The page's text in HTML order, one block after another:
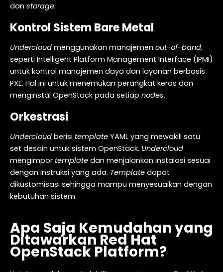
dan storage.
Kontrol Sistem Bare Metal
Undercloud menggunakan manajemen out-of-band,
seperti Intelligent Platform Management Interface (IPMI)
untuk kontrol manajemen daya dan layanan berbasis
PXE. Hal ini untuk menemukan perangkat keras dan
menginstal OpenStack pada setiap nodes.
Orkestrasi
Undercloud berisi template YAML yang mewakili satu
set desain untuk sistem OpenStack. Undercloud
mengimpor template dan menjalankan instalasi sesuai
dengan instruksi yang ada. Template dapat
dikustomisasi sehingga mampu menyesuaikan dengan
kebutuhan sistem.
Apa Saja Kemudahan yang
Ditawarkan Red Hat
OpenStack Platform?